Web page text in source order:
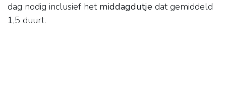
dag nodig inclusief het middagdutje dat gemiddeld
1,5 duurt.